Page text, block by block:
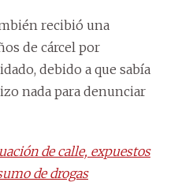
recibió una
de cárcel por
debido a que sabía
nada para denunciar
de calle, expuestos
de drogas